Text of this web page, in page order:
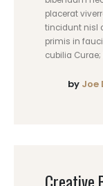
placerat
tincidunt nisl
primis in
cubilia Curae;
by Joe